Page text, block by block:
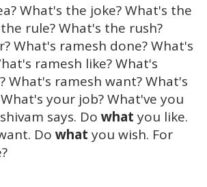
What's the joke? What's the
rule? What's the rush?
What's ramesh done? What's
ramesh like? What's
What's ramesh want? What's
your job? What've you
says. Do what you like.
Do what you wish. For